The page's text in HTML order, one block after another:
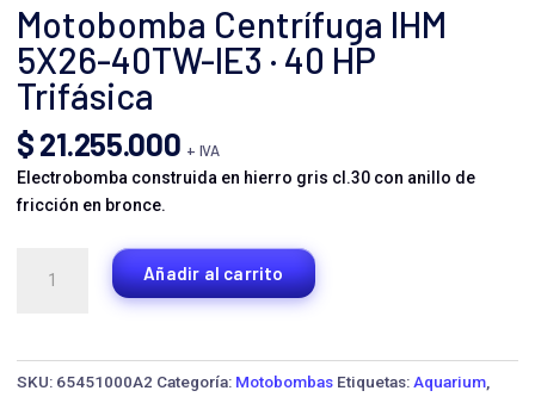
Motobomba Centrífuga IHM
5X26-40TW-IE3 · 40 HP
Trifásica
$21.255.000 + IVA
Electrobomba construida en hierro gris cl.30 con anillo de
fricción en bronce.
Centrífuga
Añadir al carrito
SKU: 65451000A2 Categoría: Motobombas Etiquetas: Aquarium